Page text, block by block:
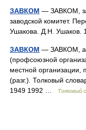
ЗАВКОМ — ЗАВКОМ,
заводской комитет.
Ушакова. Д.Н.
ЗАВКОМ — ЗАВКОМ, а,
(профсоюзной
местной организации,
(разг.). Толковый
1949 1992 …
Толковый